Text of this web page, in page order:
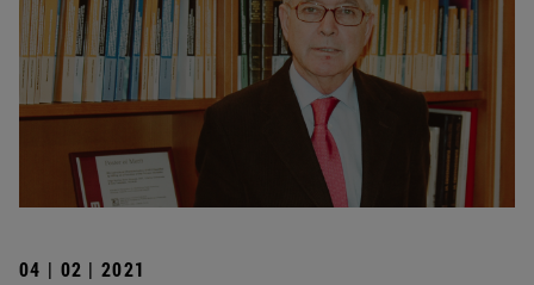
04 | 02 | 2021